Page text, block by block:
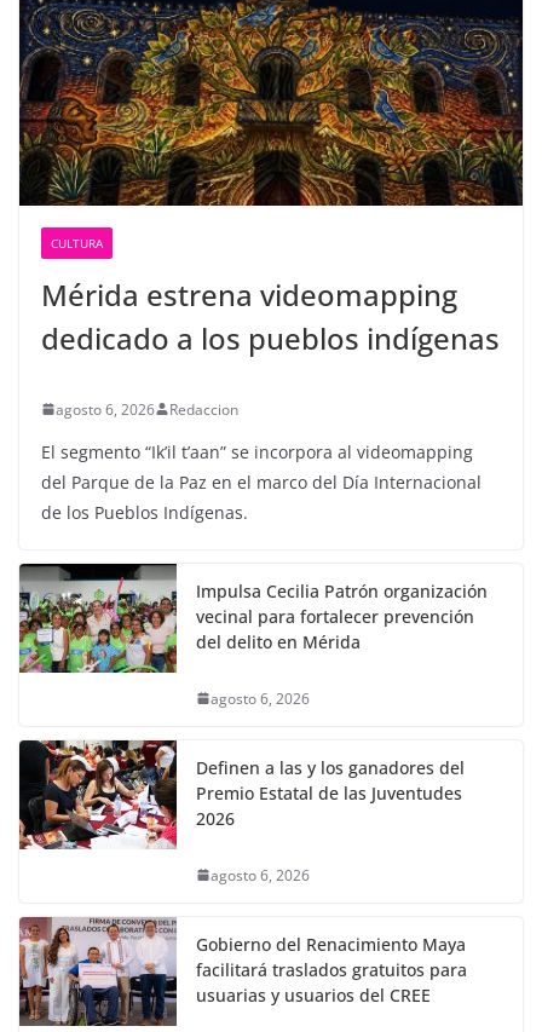
CULTURA
Mérida estrena videomapping
dedicado a los pueblos indígenas
agosto 6, 2026 Redaccion
El segmento “Ik’il t’aan” se incorpora al videomapping
del Parque de la Paz en el marco del Día Internacional
de los Pueblos Indígenas.
Impulsa Cecilia Patrón organización
vecinal para fortalecer prevención
del delito en Mérida
agosto 6, 2026
Definen a las y los ganadores del
Premio Estatal de las Juventudes
2026
agosto 6, 2026
Gobierno del Renacimiento Maya
facilitará traslados gratuitos para
usuarias y usuarios del CREE